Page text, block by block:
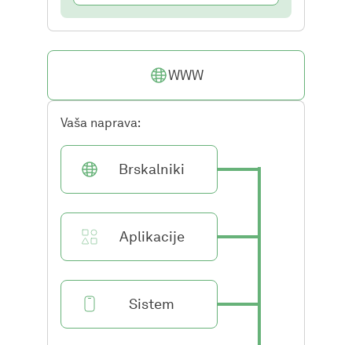
WWW
Vaša naprava:
Brskalniki
Aplikacije
Sistem